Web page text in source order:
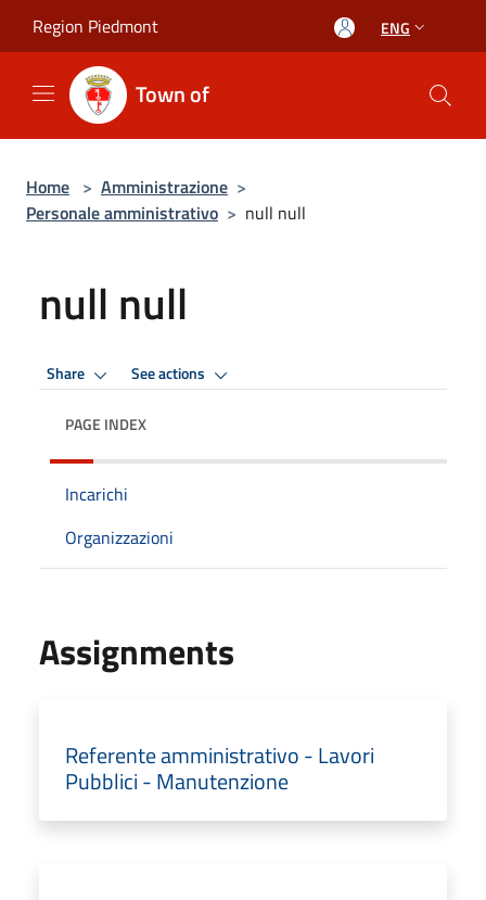
Region Piedmont ENG
Town of
Home > Amministrazione >
Personale amministrativo > null null
null null
Share See actions
PAGE INDEX
Incarichi
Organizzazioni
Assignments
Referente amministrativo - Lavori
Pubblici - Manutenzione